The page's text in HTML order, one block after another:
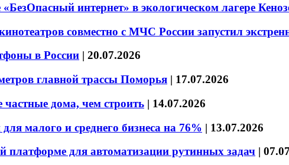
интернет» в экологическом лагере
совместно с МЧС России запустил
в России | 20.07.2026
главной трассы Поморья | 17.07.2026
дома, чем строить | 14.07.2026
малого и среднего бизнеса на 76% | 13.07.2026
платформе для автоматизации рутинных задач |